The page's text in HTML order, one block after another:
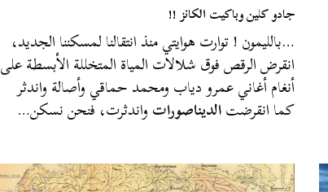
جادو كلين وباكيت الكانز !!
…بالليمون ! توارت هوايتي منذ انتقالنا لمسكننا الجديد،
انقرض الرقص فوق شلالات المياة المتخللة الأبسطة على
أنغام أغاني عمرو دياب ومحمد حماقي وأصالة واندثر
كما انقرضتالديناصوراتواندثرت، فنحن نسكن…